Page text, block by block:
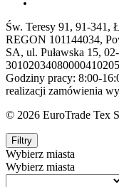
Św. Teresy 91, 91-341,
REGON 101144034,
SA, ul. Puławska 15,
Godziny pracy: 8:00-
realizacji zamówienia
© 2026 EuroTrade Tex
Filtry
Wybierz miasta
Wybierz miasta